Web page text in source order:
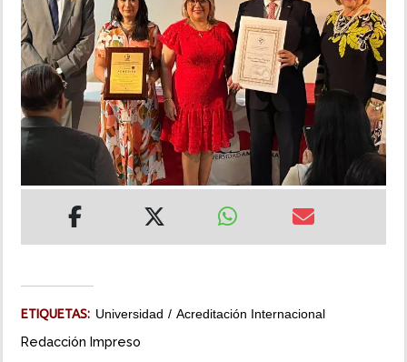
MUNDO
INSÓLITAS
MULTIMEDIA
ETIQUETAS: Universidad Acreditación Internacional
Redacción Impreso